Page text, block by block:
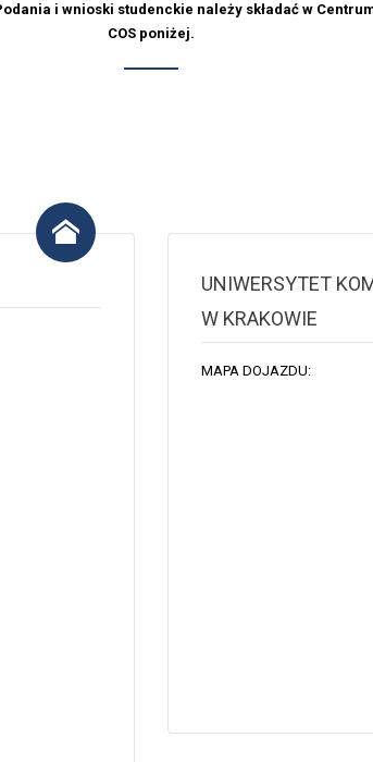
i wnioski studenckie należy składać w
COS poniżej.
UNIWERSYTET
W KRAKOWIE
MAPA DOJAZDU: